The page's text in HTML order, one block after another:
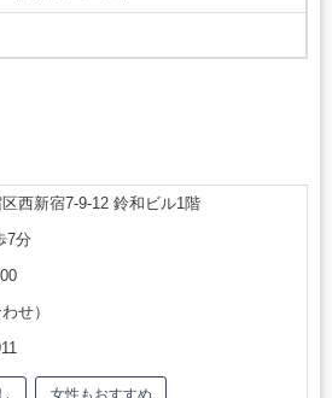
西新宿7-9-12 鈴和ビル1階
7分
せ）
女性もおすすめ